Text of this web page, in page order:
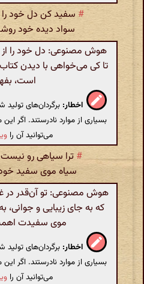
# سفید کن دل خود
سواد دیده خود
هوش مصنوعی: دل خود را از
تا کی می‌خواهی با دیدن
است،
اخطار: برگردان‌های
بسیاری از موارد نادرستند. اگر
می‌توانید آن را
#ترا سیاهی رو
سیاه موی سفید
هوش مصنوعی: تو آن‌قدر
که به جای زیبایی و
موی سفیدت
اخطار: برگردان‌های
بسیاری از موارد نادرستند. اگر
می‌توانید آن را